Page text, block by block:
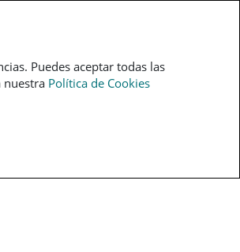
Puedes aceptar todas las
nuestra Política de Cookies